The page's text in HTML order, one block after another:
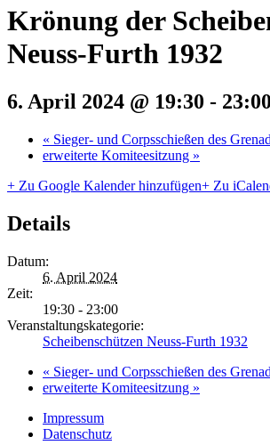
Krönung der
Neuss-Furth 1932
6. April 2024 @ 19:30 - 23:00
« Sieger- und Corpsschießen des
erweiterte Komiteesitzung »
+ Zu Google Kalender hinzufügen+ Zu
Details
Datum:
6. April 2024
Zeit:
19:30 - 23:00
Veranstaltungskategorie:
Scheibenschützen Neuss-Furth 1932
« Sieger- und Corpsschießen des
erweiterte Komiteesitzung »
Impressum
Datenschutz